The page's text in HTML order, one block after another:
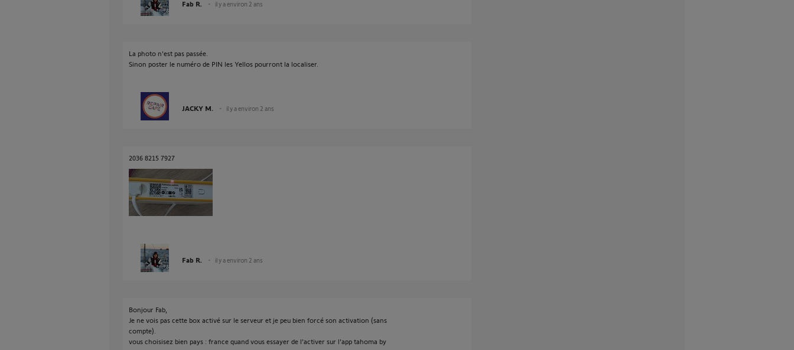
Fab R. il y a environ 2 ans
La photo n'est pas passée.
Sinon poster le numéro de PIN les Yellos pourront la localiser.
JACKY M. il y a environ 2 ans
2036 8215 7927
Fab R. il y a environ 2 ans
Bonjour Fab,
Je ne vois pas cette box activé sur le serveur et je peu bien forcé son activation (sans
compte).
vous choisisez bien pays : france quand vous essayer de l'activer sur l'app tahoma by